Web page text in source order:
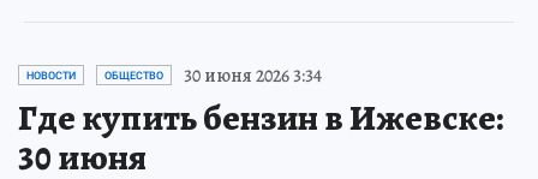
НОВОСТИ ОБЩЕСТВО 30 июня 2026 3:34
Где купить бензин в Ижевске:
30 июня